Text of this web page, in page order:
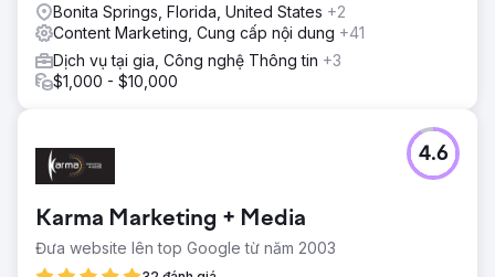
Bonita Springs, Florida, United States +2
Content Marketing, Cung cấp nội dung +41
Dịch vụ tại gia, Công nghệ Thông tin +3
$1,000 - $10,000
Karma Marketing + Media
Đưa website lên top Google từ năm 2003
4.6